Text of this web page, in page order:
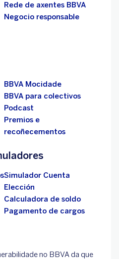
Rede de axentes BBVA
Negocio responsable
BBVA Mocidade
BBVA para colectivos
Podcast
Premios e
recoñecementos
Simulador Cuenta
Elección
Calculadora de soldo
Pagamento de cargos
no BBVA da que